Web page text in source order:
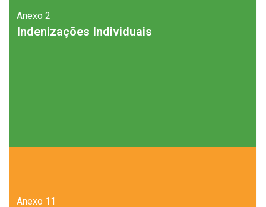
Anexo 2
Indenizações Individuais
Anexo 11